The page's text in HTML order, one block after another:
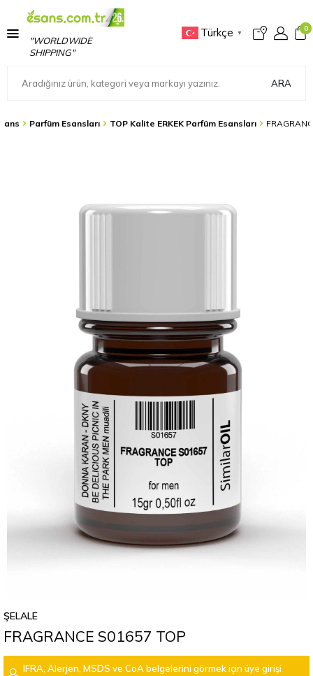
"WORLDWIDE
SHIPPING"
Türkçe ▼
0
ARA
Parfüm Esansları TOP Kalite ERKEK Parfüm Esansları
ŞELALE
FRAGRANCE S01657 TOP
IFRA, Alerjen, MSDS ve CoA belgelerini görmek için üye girişi